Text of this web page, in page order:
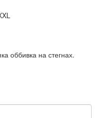
оббивка на стегнах.